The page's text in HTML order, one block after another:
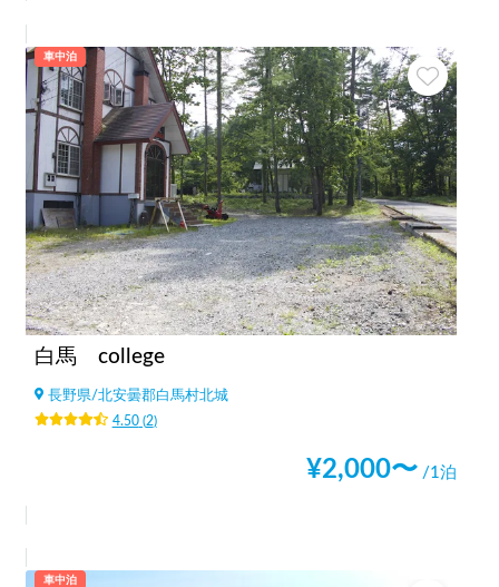
車中泊
白馬 college
長野県/北安曇郡白馬村北城
4.50(2)
¥2,000〜 /1泊
車中泊